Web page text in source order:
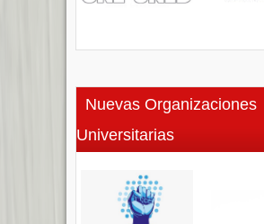
Nuevas Organizaciones
Universitarias